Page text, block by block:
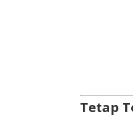
Tetap